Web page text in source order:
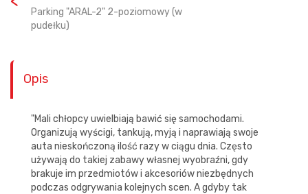
Parking "ARAL-2" 2-poziomowy (w
pudełku)
Opis
"Mali chłopcy uwielbiają bawić się samochodami.
Organizują wyścigi, tankują, myją i naprawiają swoje
auta nieskończoną ilość razy w ciągu dnia. Często
używają do takiej zabawy własnej wyobraźni, gdy
brakuje im przedmiotów i akcesoriów niezbędnych
podczas odgrywania kolejnych scen. A gdyby tak